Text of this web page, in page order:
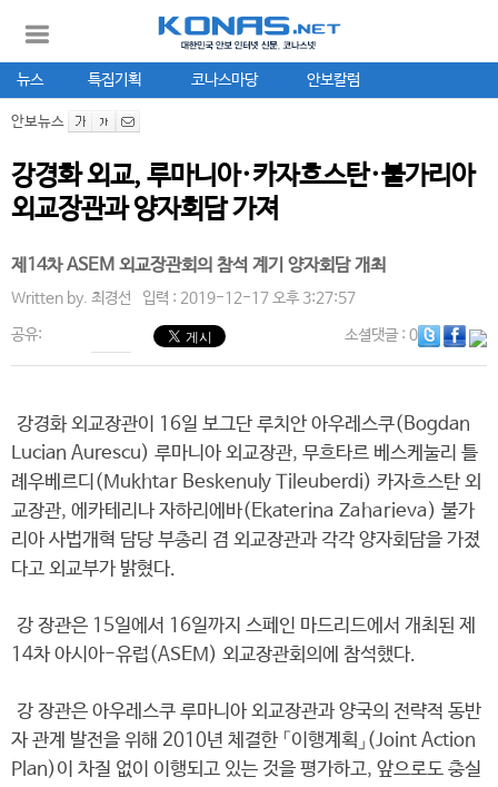
뉴스 특집기획 코나스마당 안보칼럼
안보뉴스
강경화 외교, 루마니아·카자흐스탄·불가리아
외교장관과 양자회담 가져
제14차 ASEM 외교장관회의 참석 계기 양자회담 개최
Written by. 최경선 입력 : 2019-12-17 오후 3:27:57
공유: 소셜댓글: 0
강경화 외교장관이 16일 보그단 루치안 아우레스쿠(Bogdan
Lucian Aurescu) 루마니아 외교장관, 무흐타르 베스케눌리 틀
례우베르디(Mukhtar Beskenuly Tileuberdi) 카자흐스탄 외
교장관, 에카테리나 자하리에바(Ekaterina Zaharieva) 불가
리아 사법개혁 담당 부총리 겸 외교장관과 각각 양자회담을 가졌
다고 외교부가 밝혔다.
강 장관은 15일에서 16일까지 스페인 마드리드에서 개최된 제
14차 아시아-유럽(ASEM) 외교장관회의에 참석했다.
강 장관은 아우레스쿠 루마니아 외교장관과 양국의 전략적 동반
자 관계 발전을 위해 2010년 체결한 「이행계획」(Joint Action
Plan)이 차질 없이 이행되고 있는 것을 평가하고, 앞으로도 충실